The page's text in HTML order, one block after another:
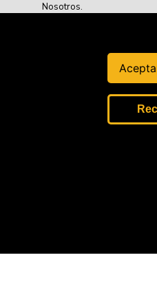
Nosotros.